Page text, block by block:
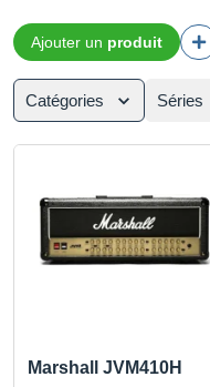
Ajouter un produit
Catégories Séries
Marshall JVM410H